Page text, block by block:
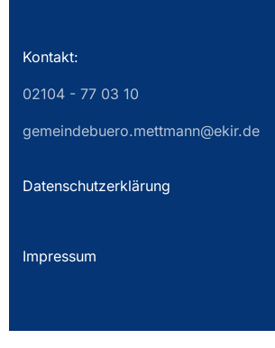
Kontakt:
02104 - 77 03 10
gemeindebuero.mettmann@ekir.de
Datenschutzerklärung
Impressum